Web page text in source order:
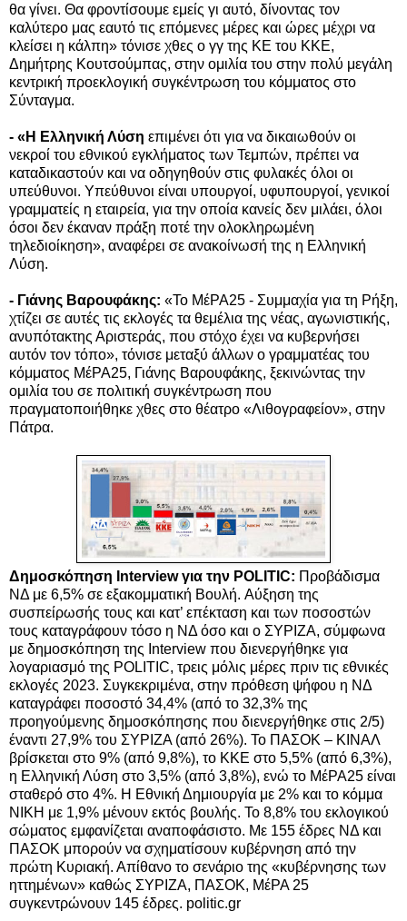
θα γίνει. Θα φροντίσουμε εμείς γι αυτό, δίνοντας τον
καλύτερο μας εαυτό τις επόμενες μέρες και ώρες μέχρι να
κλείσει η κάλπη» τόνισε χθες ο γγ της ΚΕ του ΚΚΕ,
Δημήτρης Κουτσούμπας, στην ομιλία του στην πολύ μεγάλη
κεντρική προεκλογική συγκέντρωση του κόμματος στο
Σύνταγμα.
- «Η Ελληνική Λύση επιμένει ότι για να δικαιωθούν οι
νεκροί του εθνικού εγκλήματος των Τεμπών, πρέπει να
καταδικαστούν και να οδηγηθούν στις φυλακές όλοι οι
υπεύθυνοι. Υπεύθυνοι είναι υπουργοί, υφυπουργοί, γενικοί
γραμματείς η εταιρεία, για την οποία κανείς δεν μιλάει, όλοι
όσοι δεν έκαναν πράξη ποτέ την ολοκληρωμένη
τηλεδιοίκηση», αναφέρει σε ανακοίνωσή της η Ελληνική
Λύση.
- Γιάνης Βαρουφάκης: «Το ΜέΡΑ25 - Συμμαχία για τη Ρήξη,
χτίζει σε αυτές τις εκλογές τα θεμέλια της νέας, αγωνιστικής,
ανυπότακτης Αριστεράς, που στόχο έχει να κυβερνήσει
αυτόν τον τόπο», τόνισε μεταξύ άλλων ο γραμματέας του
κόμματος ΜέΡΑ25, Γιάνης Βαρουφάκης, ξεκινώντας την
ομιλία του σε πολιτική συγκέντρωση που
πραγματοποιήθηκε χθες στο θέατρο «Λιθογραφείον», στην
Πάτρα.
Δημοσκόπηση Interview για την POLITIC: Προβάδισμα
ΝΔ με 6,5% σε εξακομματική Βουλή. Αύξηση της
συσπείρωσής τους και κατ’ επέκταση και των ποσοστών
τους καταγράφουν τόσο η ΝΔ όσο και ο ΣΥΡΙΖΑ, σύμφωνα
με δημοσκόπηση της Interview που διενεργήθηκε για
λογαριασμό της POLITIC, τρεις μόλις μέρες πριν τις εθνικές
εκλογές 2023. Συγκεκριμένα, στην πρόθεση ψήφου η ΝΔ
καταγράφει ποσοστό 34,4% (από το 32,3% της
προηγούμενης δημοσκόπησης που διενεργήθηκε στις 2/5)
έναντι 27,9% του ΣΥΡΙΖΑ (από 26%). Το ΠΑΣΟΚ – ΚΙΝΑΛ
βρίσκεται στο 9% (από 9,8%), το ΚΚΕ στο 5,5% (από 6,3%),
η Ελληνική Λύση στο 3,5% (από 3,8%), ενώ το ΜέΡΑ25 είναι
σταθερό στο 4%. Η Εθνική Δημιουργία με 2% και το κόμμα
ΝΙΚΗ με 1,9% μένουν εκτός βουλής. Το 8,8% του εκλογικού
σώματος εμφανίζεται αναποφάσιστο. Με 155 έδρες ΝΔ και
ΠΑΣΟΚ μπορούν να σχηματίσουν κυβέρνηση από την
πρώτη Κυριακή. Απίθανο το σενάριο της «κυβέρνησης των
ηττημένων» καθώς ΣΥΡΙΖΑ, ΠΑΣΟΚ, ΜέΡΑ 25
συγκεντρώνουν 145 έδρες. politic.gr